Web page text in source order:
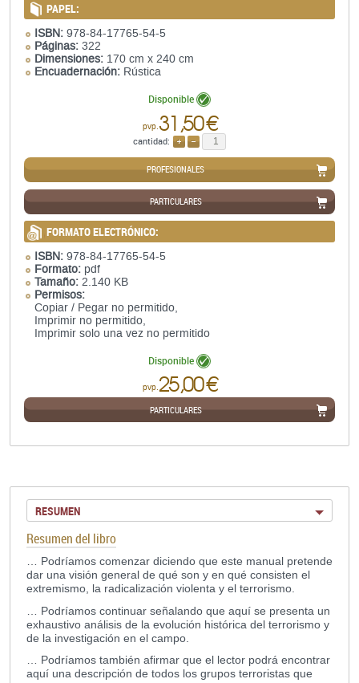
PAPEL:
ISBN: 978-84-17765-54-5
Páginas: 322
Dimensiones: 170 cm x 240 cm
Encuadernación: Rústica
Disponible
pvp. 31,50 €
cantidad:
PROFESIONALES
PARTICULARES
FORMATO ELECTRÓNICO:
ISBN: 978-84-17765-54-5
Formato: pdf
Tamaño: 2.140 KB
Permisos:
Copiar / Pegar no permitido,
Imprimir no permitido,
Imprimir solo una vez no permitido
Disponible
pvp. 25,00 €
PARTICULARES
RESUMEN
Resumen del libro
… Podríamos comenzar diciendo que este manual pretende
dar una visión general de qué son y en qué consisten el
extremismo, la radicalización violenta y el terrorismo.
… Podríamos continuar señalando que aquí se presenta un
exhaustivo análisis de la evolución histórica del terrorismo y
de la investigación en el campo.
… Podríamos también afirmar que el lector podrá encontrar
aquí una descripción de todos los grupos terroristas que